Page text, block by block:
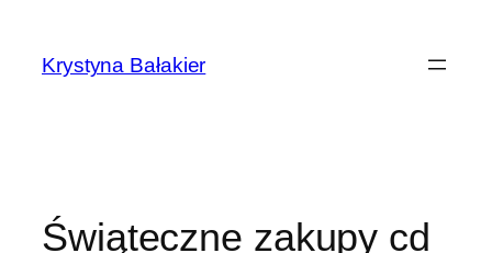
treściKrystyna Bałakier
Świąteczne zakupy cd